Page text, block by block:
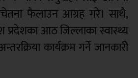
फैलाउन आग्रह गरे। साथै,
प्रदेशका आठ जिल्लाका स्वास्थ्य
कार्यक्रम गर्ने जानकारी